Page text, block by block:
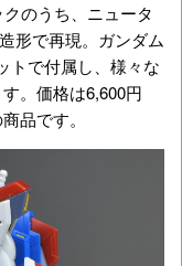
のうち、ニュータ
形で再現。ガンダム
トで付属し、様々な
。価格は6,600円
品です。